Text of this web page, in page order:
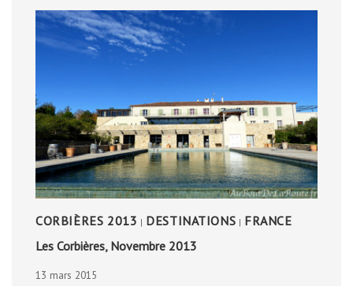
CORBIÈRES 2013 | DESTINATIONS | FRANCE
Les Corbières, Novembre 2013
13 mars 2015